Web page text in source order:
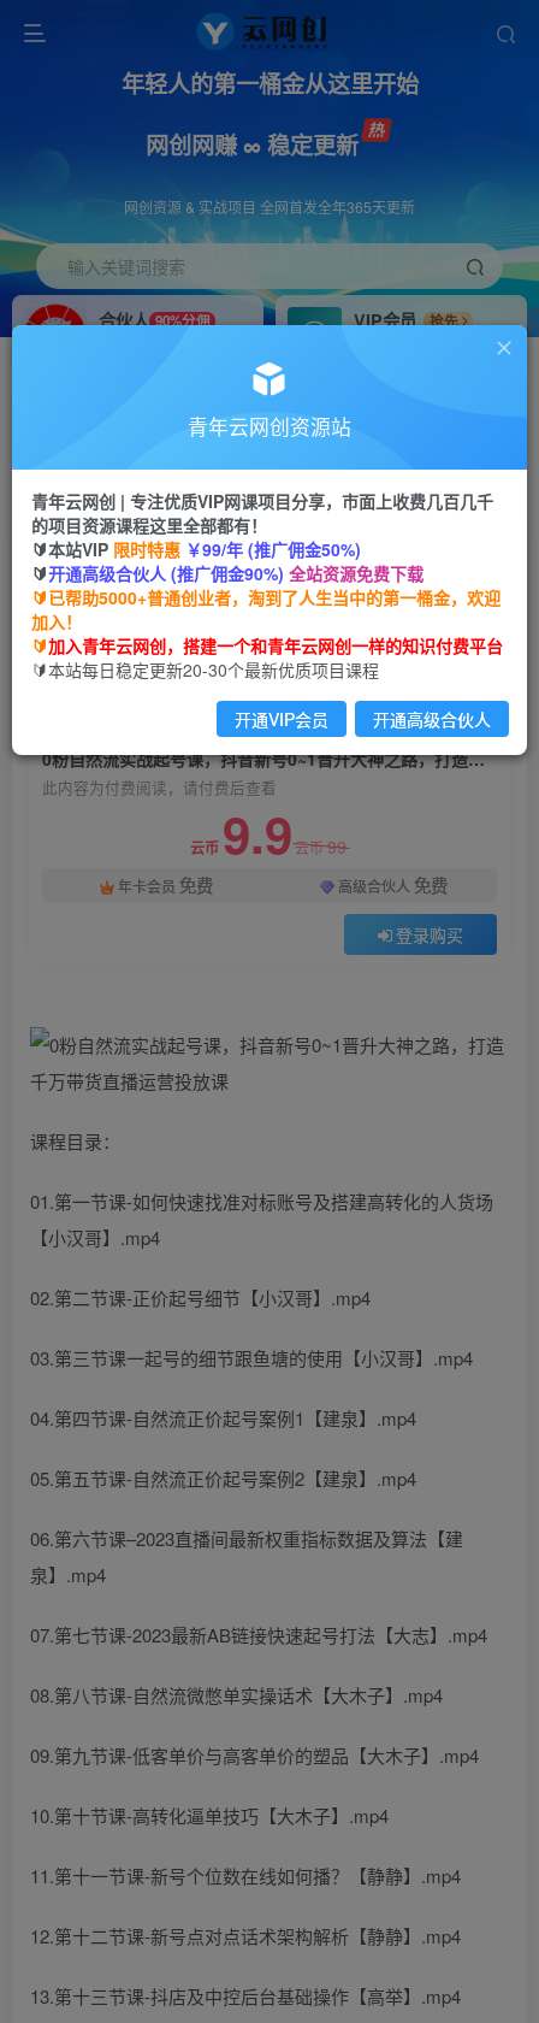
年轻人的第一桶金从这里开始
网创网赚 ∞ 稳定更新
网创资源 & 实战项目 全网首发全年365天更新
输入关键词搜索
合伙人 90%分佣
VIP会员
抢先
搭建同款网站，自己当老板
首页 创业课程 会员免费 正文
0粉自然流实战起号课，抖音新号0~1晋升大神之
路，打造千万带货直播运营投放课
青年云网创
2年前发布
关注 私信
0粉自然流实战起号课，抖音新号0~1晋升大神之路，打造千万带货直播运营投放课
此内容为付费阅读，请付费后查看
云币 9.9云币99
年卡会员 免费 高级合伙人 免费
登录购买
课程目录：
01.第一节课-如何快速找准对标账号及搭建高转化的人货场
【小汉哥】.mp4
02.第二节课-正价起号细节【小汉哥】.mp4
03.第三节课一起号的细节跟鱼塘的使用【小汉哥】.mp4
04.第四节课-自然流正价起号案例1【建泉】.mp4
05.第五节课-自然流正价起号案例2【建泉】.mp4
06.第六节课–2023直播间最新权重指标数据及算法【建
泉】.mp4
07.第七节课-2023最新AB链接快速起号打法【大志】.mp4
08.第八节课-自然流微憋单实操话术【大木子】.mp4
09.第九节课-低客单价与高客单价的塑品【大木子】.mp4
10.第十节课-高转化逼单技巧【大木子】.mp4
11.第十一节课-新号个位数在线如何播？【静静】.mp4
12.第十二节课-新号点对点话术架构解析【静静】.mp4
13.第十三节课-抖店及中控后台基础操作【高举】.mp4
青年云网创资源站
青年云网创 | 专注优质VIP网课项目分享，市面上收费几百几千
的项目资源课程这里全部都有！
🔰本站VIP 限时特惠 ￥99/年 (推广佣金50%)
🔰开通高级合伙人 (推广佣金90%) 全站资源免费下载
🔰已帮助5000+普通创业者，淘到了人生当中的第一桶金，欢迎
加入！
🔰加入青年云网创，搭建一个和青年云网创一样的知识付费平台
🔰本站每日稳定更新20-30个最新优质项目课程
开通VIP会员 开通高级合伙人